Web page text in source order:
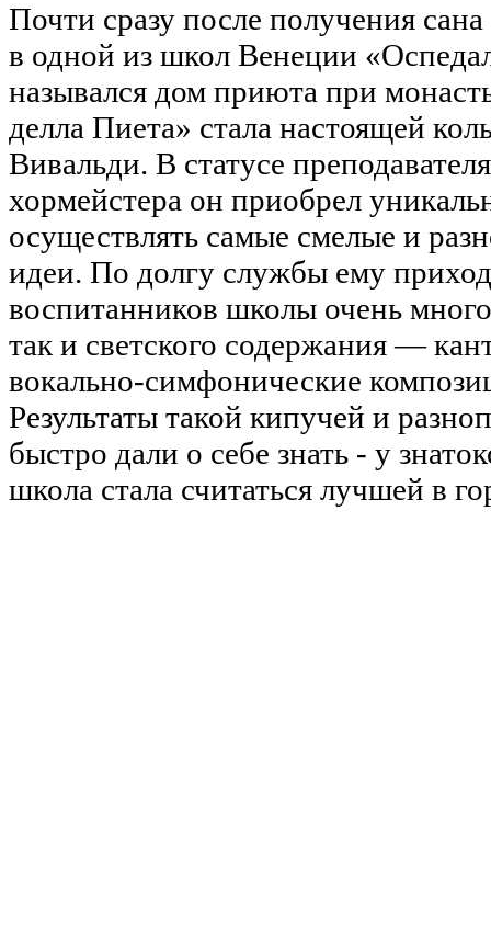
Почти сразу после получения
в одной из школ Венеции
назывался дом приюта при
делла Пиета» стала настоящей
Вивальди. В статусе
хормейстера он приобрел
осуществлять самые смелые и
идеи. По долгу службы ему
воспитанников школы очень
так и светского содержания —
вокально-симфонические
Результаты такой кипучей и
быстро дали о себе знать - у
школа стала считаться лучшей в